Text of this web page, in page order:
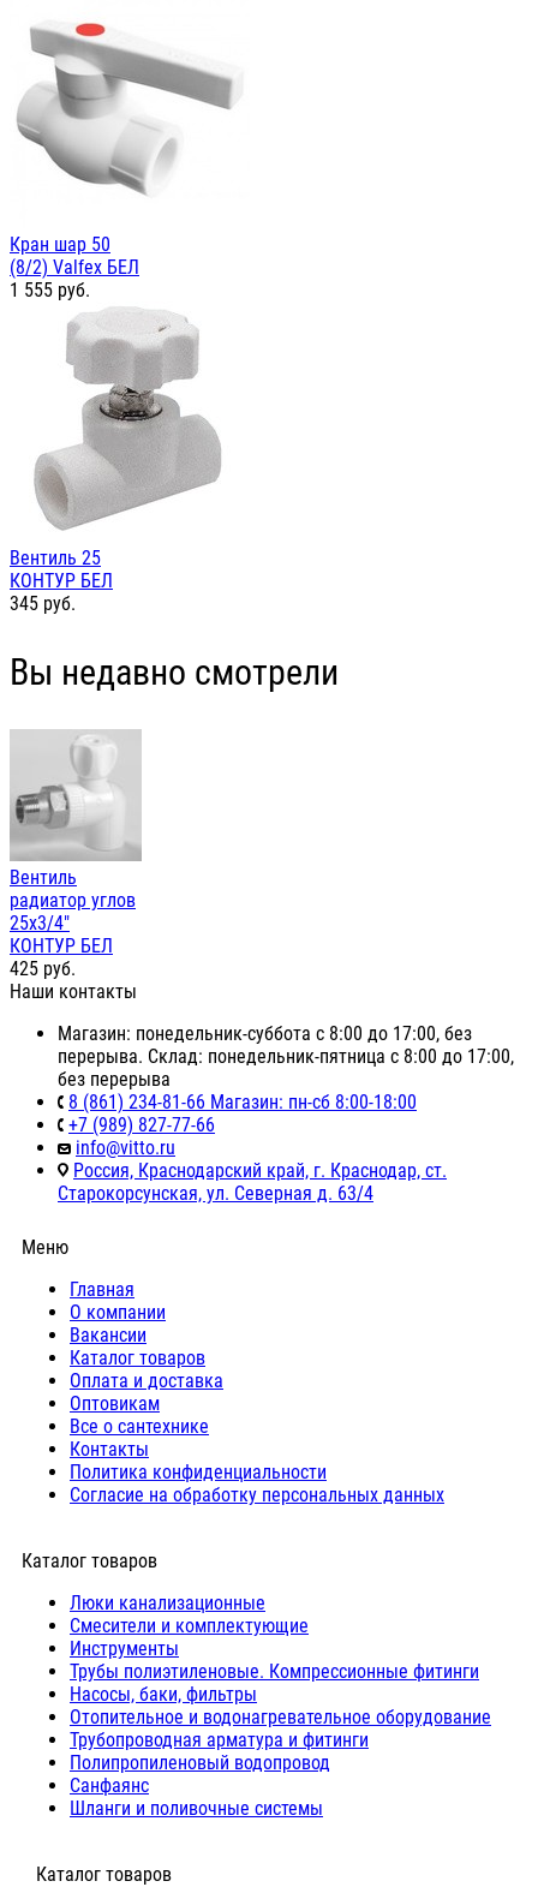
Кран шар 50
(8/2) Valfex БЕЛ
1 555 руб.
Вентиль 25
КОНТУР БЕЛ
345 руб.
Вы недавно смотрели
Вентиль
радиатор углов
25х3/4"
КОНТУР БЕЛ
425 руб.
Наши контакты
Магазин: понедельник-суббота с 8:00 до 17:00, без
перерыва. Склад: понедельник-пятница с 8:00 до 17:00,
без перерыва
8 (861) 234-81-66 Магазин: пн-сб 8:00-18:00
+7 (989) 827-77-66
info@vitto.ru
Россия, Краснодарский край, г. Краснодар, ст.
Старокорсунская, ул. Северная д. 63/4
Меню
Главная
О компании
Вакансии
Каталог товаров
Оплата и доставка
Оптовикам
Все о сантехнике
Контакты
Политика конфиденциальности
Согласие на обработку персональных данных
Каталог товаров
Люки канализационные
Cмесители и комплектующие
Инструменты
Трубы полиэтиленовые. Компрессионные фитинги
Насосы, баки, фильтры
Отопительное и водонагревательное оборудование
Трубопроводная арматура и фитинги
Полипропиленовый водопровод
Санфаянс
Шланги и поливочные системы
⠀Каталог товаров